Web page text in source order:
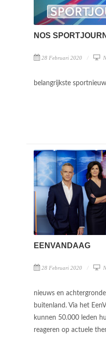
NOS
28 Februari 2020
belangrijkste
EENVANDAAG
28 Februari 2020
nieuws en
buitenland. Via het
kunnen 50.000 leden
reageren op actuele